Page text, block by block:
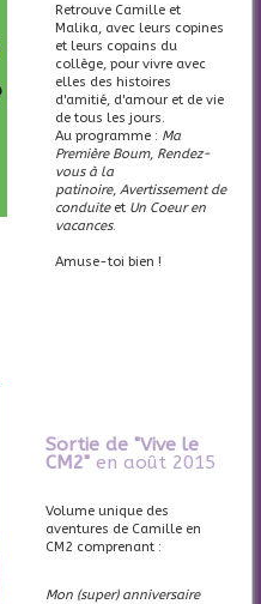
Retrouve Camille et
Malika, avec leurs copines
et leurs copains du
collège, pour vivre avec
elles des histoires
d'amitié, d'amour et de vie
de tous les jours.
Au programme : Ma
Première Boum, Rendez-
vous à la
patinoire, Avertissement de
conduiteet Un Coeur en
vacances.
Amuse-toi bien !
Sortie de "Vive le
CM2" en août 2015
Volume unique des
aventures de Camille en
CM2 comprenant :
Mon (super) anniversaire